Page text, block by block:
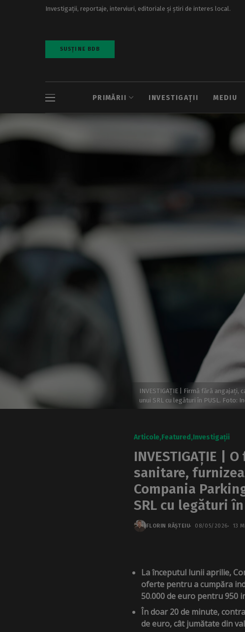
Investigații, reportaje, interviuri, editoriale și știri de interes local.
SUSȚINE BDB
PRIMĂRII INVESTIGAȚII MEDIU
INVESTIGAȚIE | Firmă fără
unui SRL cu legături în PUSL. Foto:
Articole Featured Investigații
INVESTIGAȚIE |
sanitare,
Compania
SRL cu legături
FLORIN RÂȘTEIU 08/05/2026 13
La începutul lunii aprilie,
oferte pentru a cumpăra
50.000 de euro pentru 950
În doar 20 de minute,
de euro, cât jumătate din